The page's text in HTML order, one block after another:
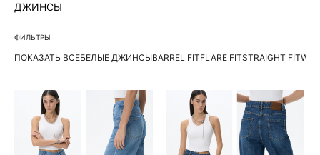
ДЖИНСЫ
ФИЛЬТРЫ
ПОКАЗАТЬ ВСЕБЕЛЫЕ ДЖИНСЫBARREL FITFLARE FITSTRAIGHT FIT